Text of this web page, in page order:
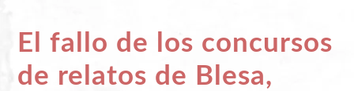
El fallo de los concursos
de relatos de Blesa,